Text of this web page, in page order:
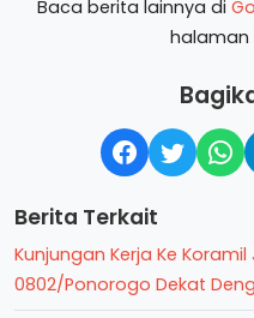
Baca berita lainnya di
halaman
Berita Terkait
Kunjungan Kerja Ke
0802/Ponorogo Dekat